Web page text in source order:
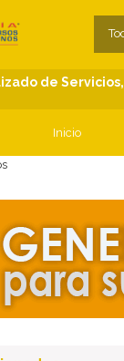
de
Inicio